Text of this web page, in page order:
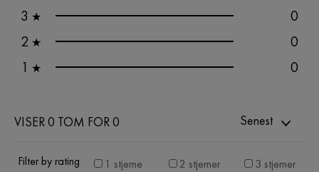
3 ★
0
2 ★
0
1 ★ 0
VISER 0 TOM FOR 0 Senest
Filter by rating 1 stjerne 2 stjerner
3 stjerner